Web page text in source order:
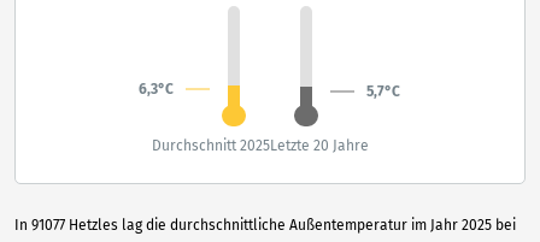
In 91077 Hetzles lag die durchschnittliche Außentemperatur im Jahr 2025 bei
6,3°C 5,7°C
Durchschnitt 2025Letzte 20 Jahre